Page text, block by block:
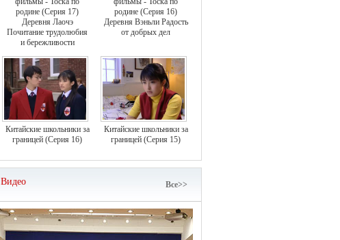
родине (Серия 17)
Деревня Лаочэ
Почитание трудолюбия
и бережливости
родине (Серия 16)
Деревня Вэньли Радость
от добрых дел
Китайские школьники за
границей (Серия 16)
Китайские школьники за
границей (Серия 15)
Видео Bce>>